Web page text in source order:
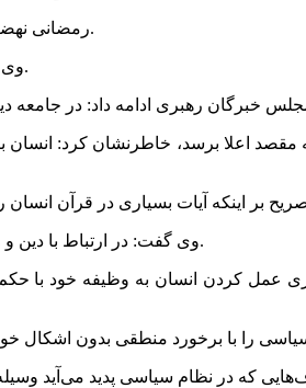
رمضانی نهضت خدمت‌رسانی پیامبر (ص) را الگوی مهمی برای مسئولان عنوان کرد و یادآور شد: پیامبر (ص) الگوی جامع و قرآنی است.
وی درباره ویژگی جامعه قرآنی وحدت‌محوری اظهار کرد: هر جامعه انسانی باید از وحدت برخوردار باشد تا از آثار آن بهره ببرد.
به مقصد اعلا برسد، خاطرنشان کرد:
وی گفت: در ارتباط با دین و مردم و خدا سفارش شده و قرآن انسان‌ها را به رافت بین قلوب دعوت می‌کند و امت اسلامی را به موحدت دعوت می‌کند.
عمل کردن انسان به وظیفه خود با